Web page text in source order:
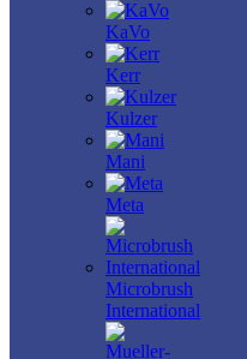
KaVo
Kerr
Kulzer
Mani
Meta
Microbrush
International